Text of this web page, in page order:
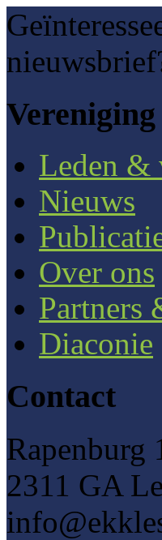
Leden &
Nieuws
Over ons
Partners
Diaconie
Contact
Rapenburg
2311 GA